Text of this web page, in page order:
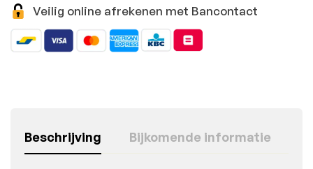
Veilig online afrekenen met Bancontact
Beschrijving Bijkomende informatie